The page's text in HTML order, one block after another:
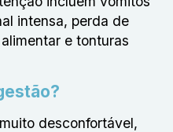
intensa, perda de
e tonturas
desconfortável,